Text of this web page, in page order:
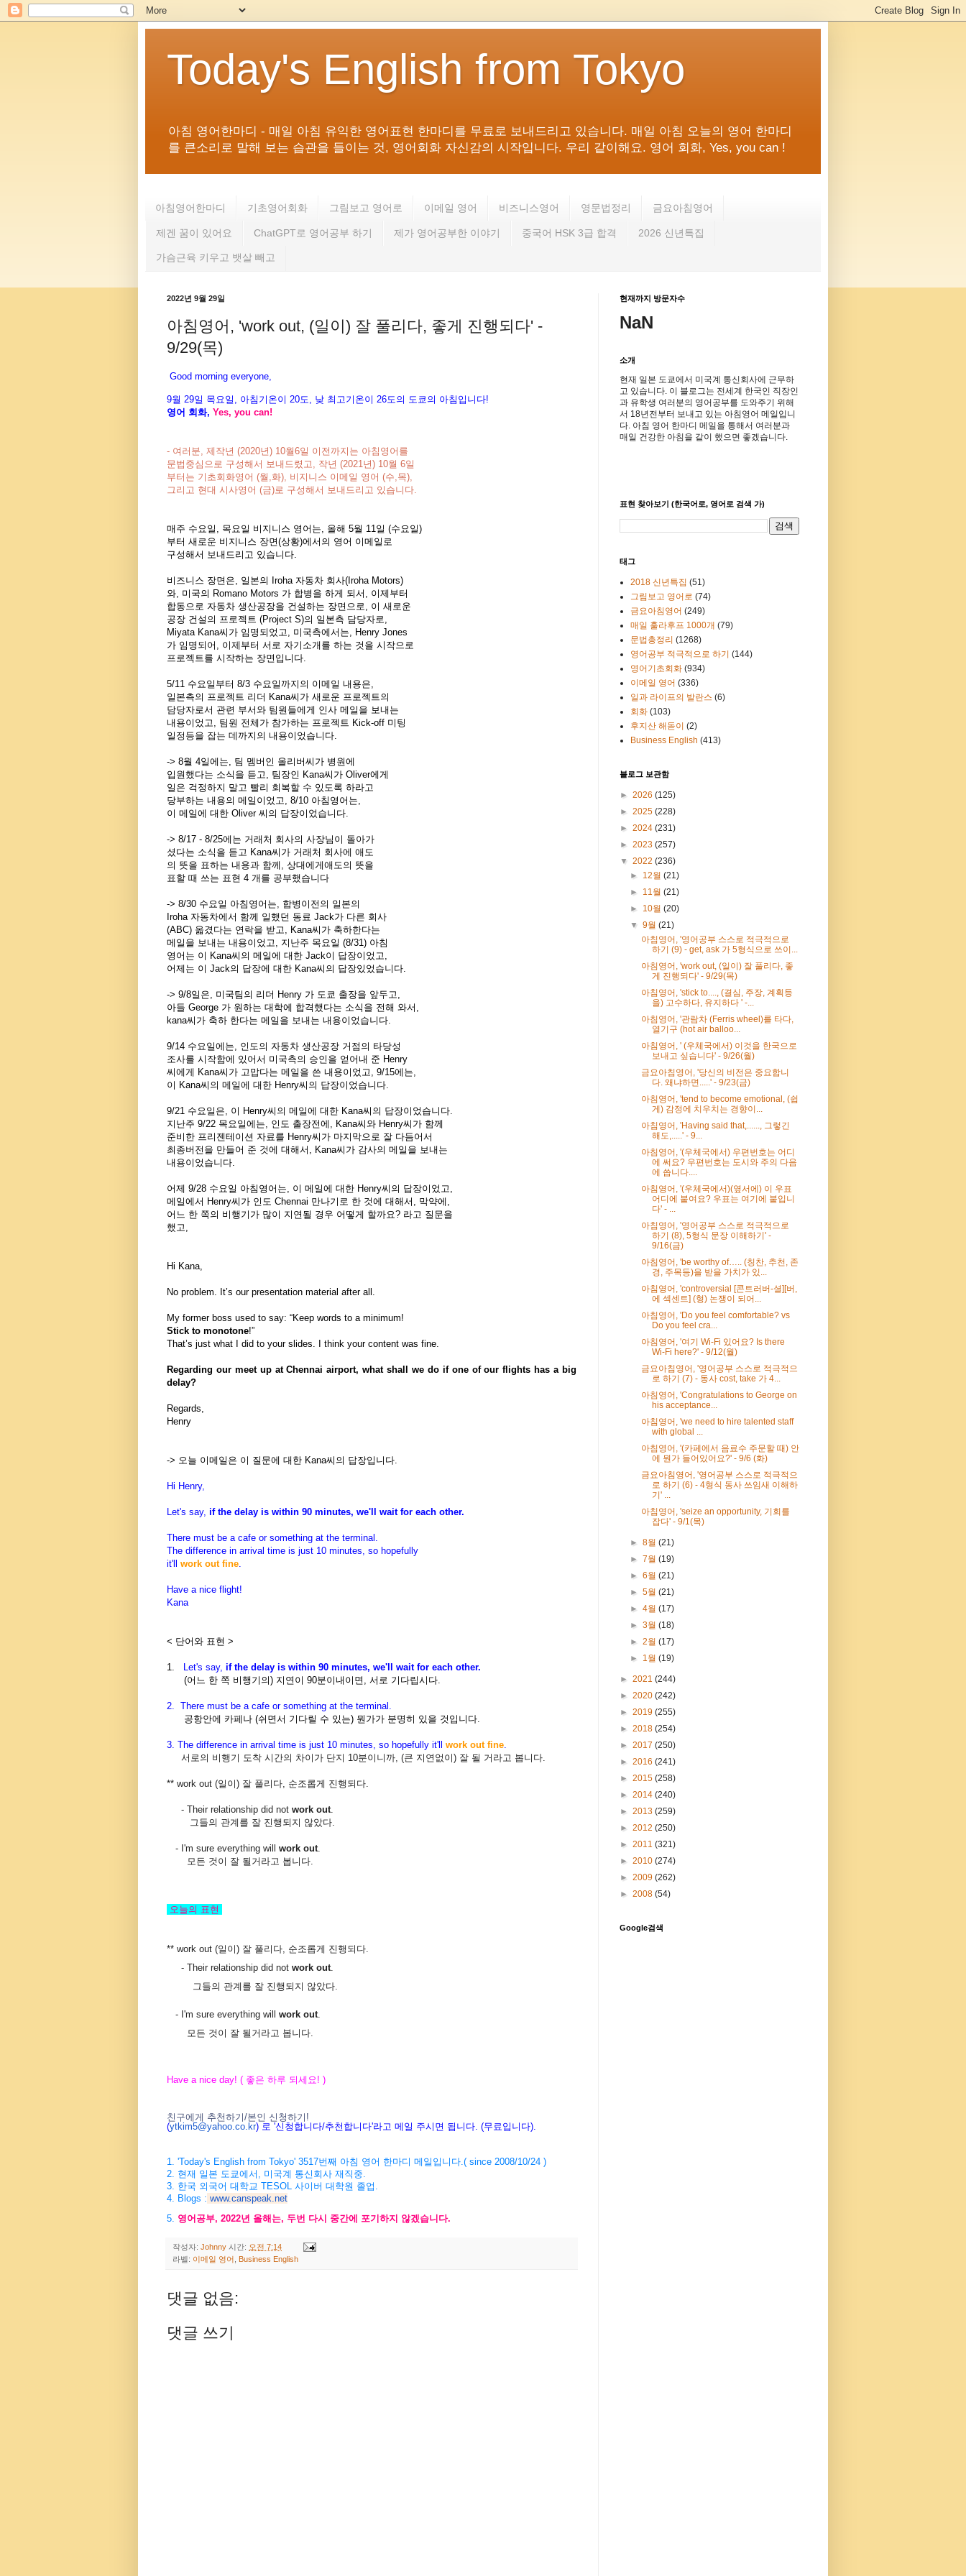
Today's English from Tokyo
아침 영어한마디 - 매일 아침 유익한 영어표현 한마디를 무료로 보내드리고 있습니다. 매일 아침 오늘의 영어 한마디
를 큰소리로 말해 보는 습관을 들이는 것, 영어회화 자신감의 시작입니다. 우리 같이해요. 영어 회화, Yes, you can !
아침영어한마디 기초영어회화 그림보고 영어로 이메일 영어 비즈니스영어 영문법정리 금요아침영어
제겐 꿈이 있어요 ChatGPT로 영어공부 하기 제가 영어공부한 이야기 중국어 HSK 3급 합격 2026 신년특집
가슴근육 키우고 뱃살 빼고
2022년 9월 29일
아침영어, 'work out, (일이) 잘 풀리다, 좋게 진행되다' -
9/29(목)
Good morning everyone,
9월 29일 목 요 일, 아침기온이 20도 , 낮 최고기온이 26도의 도쿄의 아침입니다!
영어 회화, Yes, you can!
- 여러분, 제작년 (2020년) 10월6일 이전까지는 아침영어를
문법중심으로 구성해서 보내드렸고, 작년 (2021년) 10월 6일
부터는 기초회화영어 (월,화), 비지니스 이메일 영어 (수,목),
그리고 현대 시사영어 (금)로 구성해서 보내드리고 있습니다.
매주 수요일, 목요일 비지니스 영어는, 올해 5월 11일 (수요일)
부터 새로운 비지니스 장면(상황)에서의 영어 이메일로
구성해서 보내드리고 있습니다.
비즈니스 장면은, 일본의 Iroha 자동차 회사(Iroha Motors)
와, 미국의 Romano Motors 가 합병을 하게 되서, 이제부터
합동으로 자동차 생산공장을 건설하는 장면으로, 이 새로운
공장 건설의 프로젝트 (Project S)의 일본측 담당자로,
Miyata Kana씨가 임명되었고, 미국측에서는, Henry Jones
가 임명되어, 이제부터 서로 자기소개를 하는 것을 시작으로
프로젝트를 시작하는 장면입니다.
5/11 수요일부터 8/3 수요일까지의 이메일 내용은,
일본측의 프로젝트 리더 Kana씨가 새로운 프로젝트의
담당자로서 관련 부서와 팀원들에게 인사 메일을 보내는
내용이었고,
팀원 전체가 참가하는 프로젝트 Kick-off 미팅
일정 등을 잡는 데까지의 내용이었습니다.
-> 8월 4일에는, 팀 멤버인 올리버씨가 병원에
입원했다는 소식을 듣고, 팀장인 Kana씨가 Oliver에게
일은 걱정하지 말고 빨리 회복할 수 있도록 하라고
당부하는 내용의 메일이었고, 8/10 아침영어는,
이 메일에 대한 Oliver 씨의 답장이었습니다.
-> 8/17 - 8/25에는 거래처 회사의 사장님이 돌아가
셨다는 소식을 듣고 Kana씨가 거래처 회사에 애도
의 뜻을 표하는 내용과 함께, 상대에게애도의 뜻을
표할 때 쓰는 표현 4 개를 공부했습니다
-> 8/30 수요일 아침영어는, 합병이전의 일본의
Iroha 자동차에서 함께 일했던 동료 Jack가 다른 회사
(ABC) 옯겼다는 연락을 받고, Kana씨가 축하한다는
메일을 보내는 내용이었고, 지난주 목요일 (8/31) 아침
영어는 이 Kana씨의 메일에 대한 Jack이 답장이었고,
어제는 이 Jack의 답장에 대한 Kana씨의 답장있었습니다.
-> 9/8일은, 미국팀의 리더 Henry 가 도쿄 출장을 앞두고,
아들 George 가 원하는 대학에 합격했다는 소식을 전해 와서,
kana씨가 축하 한다는 메일을 보내는 내용이었습니다.
9/14 수요일에는, 인도의 자동차 생산공장 거점의 타당성
조사를 시작함에 있어서 미국측의 승인을 얻어내 준 Henry
씨에게 Kana씨 가 고맙다는 메일을 쓴 내용이었고, 9/15에는,
이 Kana씨의 메일에 대한 Henry씨의 답장이었습니다.
9/21 수요일은, 이 Henry씨의 메일에 대한 Kana씨의 답장이었습니다.
지난주 9/22 목요일에는, 인 도 출장전에, Kana씨와 Henry씨가 함께
준비한 프리젠테이션 자료를 Henry씨가 마지막으로 잘 다듬어서
최종버전을 만들어 준 것에 대해서, Kana씨가 감사의 메일을 보내는
내용이었습니다.
어제 9/28 수요일 아침영어는, 이 메일에 대한 Henry씨의 답장이었고,
메일에서 Henry씨가 인도 Chennai 만나기로 한 것에 대해서, 막약에,
어느 한 쪽의 비행기가 많이 지연될 경우 어떻게 할까요? 라고 질문을
했고,
Hi Kana,
No problem. It’s our presentation material after all.
My former boss used to say: “Keep words to a minimum!
Stick to monotone!”
That’s just what I did to your slides. I think your content was fine.
Regarding our meet up at Chennai airport, what shall we do if one of our flights has a big
delay?
Regards,
Henry
-> 오늘 이메일은 이 질문에 대한 Kana씨의 답장입니다.
Hi Henry,
Let's say, if the delay is within 90 minutes, we'll wait for each other.
There must be a cafe or something at the terminal.
The difference in arrival time is just 10 minutes, so hopefully
it'll work out fine
Have a nice flight!
Kana
< 단어와 표현 >
1. Let's say, if the delay is within 90 minutes, we'll wait for each other.
(어느 한 쪽 비행기의) 지연이 90분이내이면, 서로 기다립시다.
2.
There must be a cafe or something at the terminal.
공항안에 카페나 (쉬면서 기다릴 수 있는) 뭔가가 분명히 있을 것입니다.
3. The difference in arrival time is just 10 minutes, so hopefully it'll work out fine
서로의 비행기 도착 시간의 차이가 단지 10분이니까, (큰 지연없이) 잘 될 거라고 봅니다.
** work out (일이) 잘 풀리다, 순조롭게 진행되다.
- Their relationship did not work out
그들의 관계를 잘 진행되지 않았다.
- I'm sure everything will work out
모든 것이 잘 될거라고 봅니다.
오늘의 표현
** work out (일이) 잘 풀리다, 순조롭게 진행되다.
- Their relationship did not work out
그들의 관계를 잘 진행되지 않았다.
- I'm sure everything will work out
모든 것이 잘 될거라고 봅니다.
Have a nice day! ( 좋은 하루 되세요! )
친구에게 추천하기/본인 신청하기!
(ytkim5@yahoo.co.kr) 로 '신청합니다/추천합니다'라고 메일 주시면 됩니다. (무료입니다).
1. 'Today's English from Tokyo' 3517번째 아침 영어 한마디 메일입니다.( since 2008/10/24 )
2. 현재 일본 도쿄에서, 미국계 통신회사 재직중.
3. 한국 외국어 대학교 TESOL 사이버 대학원 졸업.
4. Blogs : www.canspeak.net
5. 영어공부, 2022년 올해는, 두번 다시 중간에 포기하지 않겠습니다.
작성자: Johnny 시간: 오전 7:14
라벨: 이메일 영어 Business English
댓글 없음:
댓글 쓰기
현재까지 방문자수
NaN
소개
현재 일본 도쿄에서 미국계 통신회사에 근무하
고 있습니다. 이 블로그는 전세계 한국인 직장인
과 유학생 여러분의 영어공부를 도와주기 위해
서 18년전부터 보내고 있는 아침영어 메일입니
다. 아침 영어 한마디 메일을 통해서 여러분과
매일 건강한 아침을 같이 했으면 좋겠습니다.
표현 찾아보기 (한국어로, 영어로 검색 가)
태그
2018 신년특집 (51)
그림보고 영어로 (74)
금요아침영어 (249)
매일 훌라후프 1000개 (79)
문법총정리 (1268)
영어공부 적극적으로 하기 (144)
영어기초회화 (934)
이메일 영어 (336)
일과 라이프의 발란스 (6)
회화 (103)
후지산 해돋이 (2)
Business English (413)
블로그 보관함
► 2026 (125)
► 2025 (228)
► 2024 (231)
► 2023 (257)
▼ 2022 (236)
► 12월(21)
► 11월(21)
► 10월(20)
▼9월(21)
아침영어, '영어공부 스스로 적극적으로
하기 (9) - get, ask 가 5형식으로 쓰이...
아침영어, 'work out, (일이) 잘 풀리다, 좋
게 진행되다' - 9/29(목)
아침영어, 'stick to...., (결심, 주장, 계획등
을) 고수하다, 유지하다 ' -...
아침영어, '관람차 (Ferris wheel)를 타다,
열기구 (hot air balloo...
아침영어, ' (우체국에서) 이것을 한국으로
보내고 싶습니다' - 9/26(월)
금요아침영어, '당신의 비전은 중요합니
다. 왜냐하면.....' - 9/23(금)
아침영어, 'tend to become emotional, (쉽
게) 감정에 치우치는 경향이...
아침영어, 'Having said that,......, 그렇긴
해도,.....' - 9...
아침영어, '(우체국에서) 우편번호는 어디
에 써요? 우편번호는 도시와 주의 다음
에 씁니다....
아침영어, '(우체국에서)(옆서에) 이 우표
어디에 붙여요? 우표는 여기에 붙입니
다' - ...
아침영어, '영어공부 스스로 적극적으로
하기 (8), 5형식 문장 이해하기' -
9/16(금)
아침영어, 'be worthy of….. (칭찬, 추천, 존
경, 주목등)을 받을 가치가 있...
아침영어, 'controversial [콘트러버-셜][버,
에 섹센트] (형) 논쟁이 되어...
아침영어, 'Do you feel comfortable? vs
Do you feel cra...
아침영어, '여기 Wi-Fi 있어요? Is there
Wi-Fi here?' - 9/12(월)
금요아침영어, '영어공부 스스로 적극적으
로 하기 (7) - 동사 cost, take 가 4...
아침영어, 'Congratulations to George on
his acceptance...
아침영어, 'we need to hire talented staff
with global ...
아침영어, '(카페에서 음료수 주문할 때) 안
에 뭔가 들어있어요?' - 9/6 (화)
금요아침영어, '영어공부 스스로 적극적으
로 하기 (6) - 4형식 동사 쓰임새 이해하
기' ...
아침영어, 'seize an opportunity, 기회를
잡다' - 9/1(목)
►8월(21)
►7월(19)
►6월(21)
►5월(21)
►4월(17)
►3월(18)
►2월(17)
► 1월(19)
► 2021 (244)
► 2020 (242)
► 2019 (255)
► 2018 (254)
► 2017 (250)
► 2016 (241)
► 2015 (258)
► 2014 (240)
► 2013 (259)
► 2012 (250)
► 2011 (321)
► 2010 (274)
► 2009 (262)
► 2008 (54)
Google검색